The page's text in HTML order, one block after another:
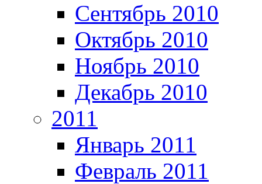
Сентябрь 2010
Октябрь 2010
Ноябрь 2010
Декабрь 2010
2011
Январь 2011
Февраль 2011